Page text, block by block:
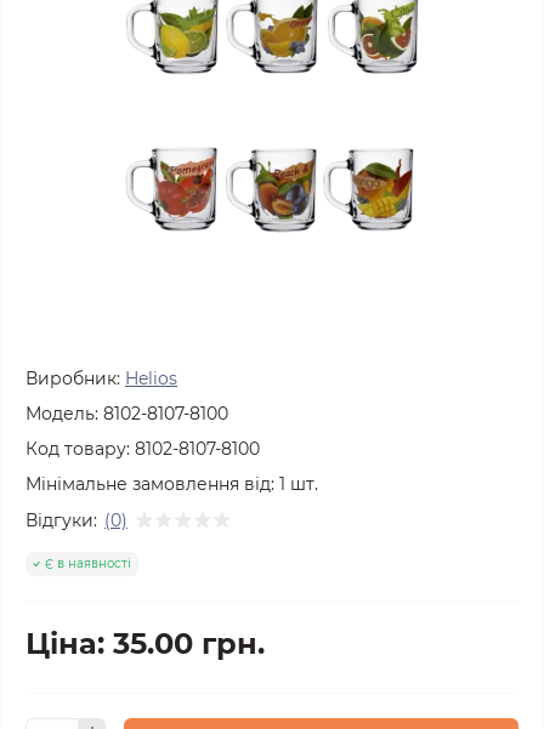
Виробник: Helios
Модель: 8102-8107-8100
Код товару: 8102-8107-8100
Мінімальне замовлення від: 1 шт.
Відгуки: (0)
Є в наявності
Ціна: 35.00 грн.